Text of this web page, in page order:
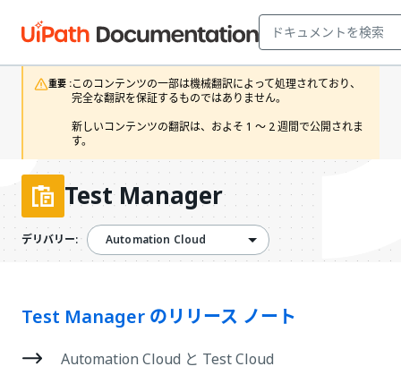
重要 :このコンテンツの一部は機械翻訳によって処理されており、
完全な翻訳を保証するものではありません。
新しいコンテンツの翻訳は、およそ 1 ～ 2 週間で公開されま
す。
Test Manager
デリバリー: Automation Cloud
Test Manager のリリース ノート
Automation Cloud と Test Cloud